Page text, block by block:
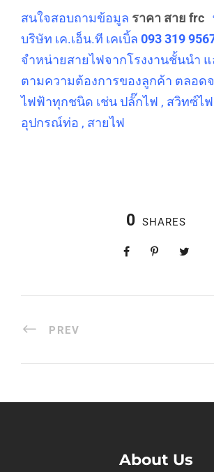
สนใจสอบถามข้อมูล ราคา สาย frc
บริษัท เค.เอ็น.ที เคเบิ้ล 093 319
จำหน่ายสายไฟจากโรงงานชั้นนำ
ตามความต้องการของลูกค้า ตลอด
ไฟฟ้าทุกชนิด เช่น ปลั๊กไฟ , สวิทซ์ไ
อุปกรณ์ท่อ , สายไฟ
0 SHARES
PREV
About Us